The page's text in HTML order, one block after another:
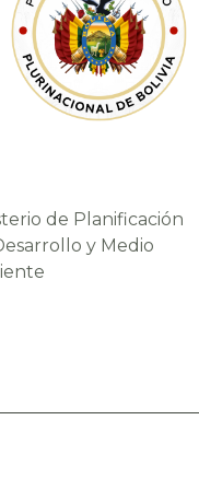
Ministerio de
Finanzas Públicas
Ministerio de
Finanzas Públicas